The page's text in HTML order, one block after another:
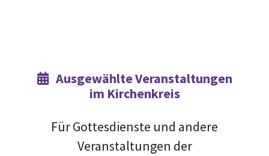
Ausgewählte Veranstaltungen
im Kirchenkreis
Für Gottesdienste und andere
Veranstaltungen der